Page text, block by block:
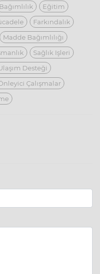
Bağımlılık
Eğitim
Farkındalık
Madde Bağımlılığı
Sağlık Işleri
Desteği
Çalışmalar